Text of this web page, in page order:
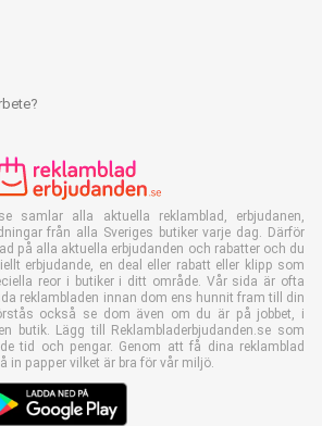
samlar alla aktuella reklamblad, erbjudanen,
från alla Sveriges butiker varje dag. Därför
på alla aktuella erbjudanden och rabatter och du
erbjudande, en deal eller rabatt eller klipp som
reor i butiker i ditt område. Vår sida är ofta
reklambladen innan dom ens hunnit fram till din
också se dom även om du är på jobbet, i
butik. Lägg till Reklambladerbjudanden.se som
tid och pengar. Genom att få dina reklamblad
in papper vilket är bra för vår miljö.